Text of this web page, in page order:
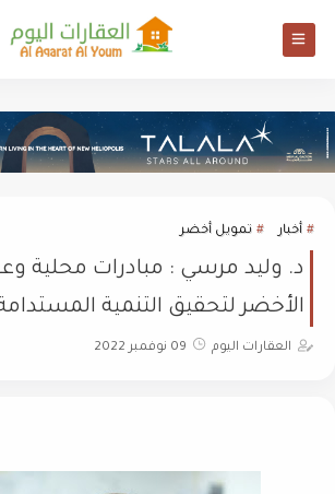
أخبار تمويل أخضر
د. وليد مرسي : مبادرات محلية
الأخضر لتحقيق التنمية
العقارات اليوم 09 نوفمبر 2022